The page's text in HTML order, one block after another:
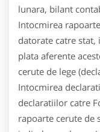
lunara, bilant
Intocmirea
datorate catre
plata aferente
cerute de lege
Intocmirea
declaratiilor catre
rapoarte cerute de